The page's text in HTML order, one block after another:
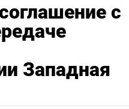
с
Западная